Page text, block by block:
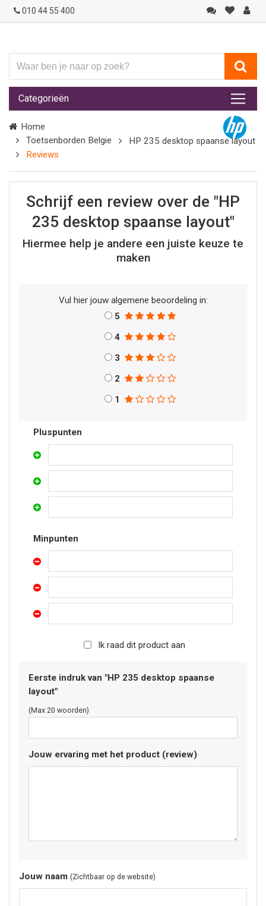
010 44 55 400
ben
je
naar
op
zoek?
Categorieën
Home
Toetsenborden Belgie
HP 235 desktop spaanse layout
Reviews
Schrijf een review over de "HP
235 desktop spaanse layout"
Hiermee help je andere een juiste keuze te
maken
Vul hier jouw algemene beoordeling in:
5
4
3
2
1
Pluspunten
Minpunten
Ik raad dit product aan
Eerste indruk van "HP 235 desktop spaanse
layout"
(Max 20 woorden)
Jouw ervaring met het product (review)
Jouw naam (Zichtbaar op de website)